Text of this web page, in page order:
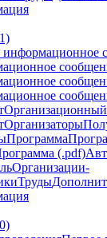
информационное
Организационный
Организаторы
Программа
(.pdf)
Организации-
Труды